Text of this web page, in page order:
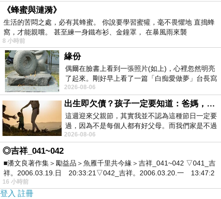
《蜂蜜與漣漪》
生活的苦悶之處，必有其蜂蜜。 你說要學習蜜獾，毫不畏懼地 直搗蜂
窩，才能親嚐。 甚至練一身鐵布衫、金鐘罩， 在暴風雨來襲
8 小時前
緣份
偶爾在臉書上看到一張照片(如上)，心裡忽然明亮
了起來。剛好早上看了一篇「白痴愛做夢」台長寫
的貼文，在回顧年輕時瘋狂愛上
2026-08-06
出生即欠債？孩子一定要知道：爸媽，其實我不欠你們
這週迎來父親節，其實我並不認為這種節日一定要
過，因為不是每個人都有好父母。而我們家是不過
節的，平時也沒什麼儀式感，生活趨近冷
2026-08-06
◎吉祥_041~042
■潘文良著作集＞勵益品＞魚雁千里共今緣＞吉祥_041~042 ▽041_吉
祥。2006.03.19.日 20:33:21▽042_吉祥。2006.03.20.一 13:47:2
16 小時前
登入 註冊